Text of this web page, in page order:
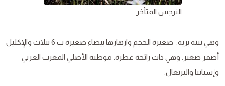
النرجس المتأخر
وهي نبتة برية. صغيرة الحجم وازهارها بيضاء صغيرة ب 6 بتلات والإكليل
أصفر صغير. وهي ذات رائحة عطرة. موطنه الأصلي المغرب العربي
وإسبانيا والبرتغال.